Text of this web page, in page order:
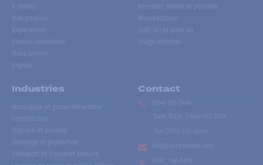
À propos
Nos produits
Réparations
Réseau numérique
Nous joindre
English
Forestier, minier et pétrolier
Manufacturier
Golf, ski et plein air
Usage extrême
Industries
Municipale et gouvernementale
Construction
Urgence et sécurité
Tournage et production
Transport et transport scolaire
Contact
(514) 735-2424
Sans frais
1-866-735-2424
Fax:
(514) 735-8046
info@accesradio.com
5591, rue Paré